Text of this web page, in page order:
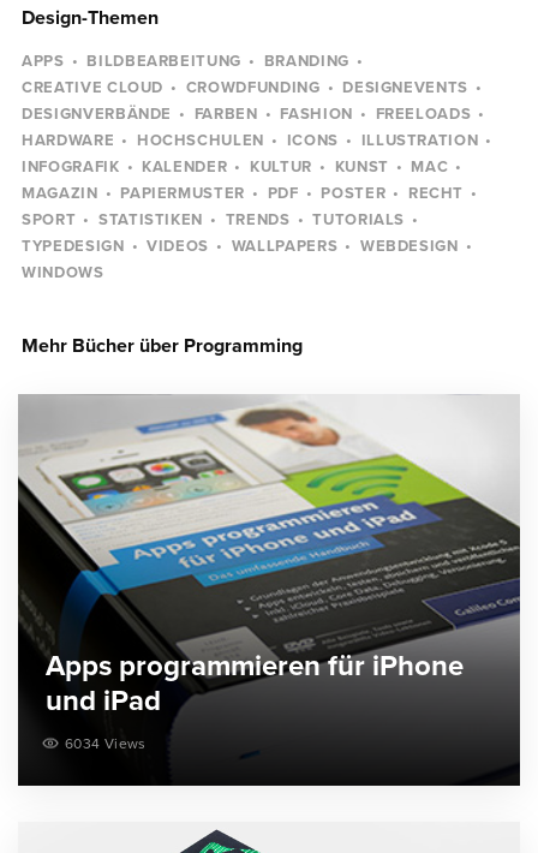
Design-Themen
APPS BILDBEARBEITUNG
BRANDING
CREATIVE CLOUD
CROWDFUNDING
DESIGNEVENTS
DESIGNVERBÄNDE
FARBEN FASHION
FREELOADS
HARDWARE
HOCHSCHULEN ICONS
ILLUSTRATION
INFOGRAFIK
KALENDER KULTUR KUNST
MAC
MAGAZIN
PAPIERMUSTER PDF POSTER
RECHT
SPORT
STATISTIKEN TRENDS
TUTORIALS
TYPEDESIGN
VIDEOS WALLPAPERS
WEBDESIGN
WINDOWS
Mehr Bücher über Programming
Apps programmieren für iPhone
und iPad
6034 Views